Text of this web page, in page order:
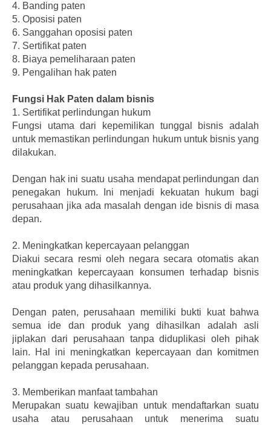
4. Banding paten
5. Oposisi paten
6. Sanggahan oposisi paten
7. Sertifikat paten
8. Biaya pemeliharaan paten
9. Pengalihan hak paten
Fungsi Hak Paten dalam bisnis
1. Sertifikat perlindungan hukum
Fungsi utama dari kepemilikan tunggal bisnis adalah
untuk memastikan perlindungan hukum untuk bisnis yang
dilakukan.
Dengan hak ini suatu usaha mendapat perlindungan dan
penegakan hukum. Ini menjadi kekuatan hukum bagi
perusahaan jika ada masalah dengan ide bisnis di masa
depan.
2. Meningkatkan kepercayaan pelanggan
Diakui secara resmi oleh negara secara otomatis akan
meningkatkan kepercayaan konsumen terhadap bisnis
atau produk yang dihasilkannya.
Dengan paten, perusahaan memiliki bukti kuat bahwa
semua ide dan produk yang dihasilkan adalah asli
jiplakan dari perusahaan tanpa diduplikasi oleh pihak
lain. Hal ini meningkatkan kepercayaan dan komitmen
pelanggan kepada perusahaan.
3. Memberikan manfaat tambahan
Merupakan suatu kewajiban untuk mendaftarkan suatu
usaha atau perusahaan untuk menerima suatu